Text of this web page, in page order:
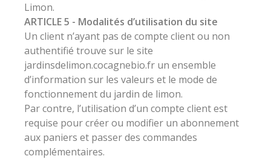
Limon.
ARTICLE 5 - Modalités d’utilisation du site
Un client n’ayant pas de compte client ou non
authentifié trouve sur le site
jardinsdelimon.cocagnebio.fr un ensemble
d’information sur les valeurs et le mode de
fonctionnement du jardin de limon.
Par contre, l’utilisation d’un compte client est
requise pour créer ou modifier un abonnement
aux paniers et passer des commandes
complémentaires.